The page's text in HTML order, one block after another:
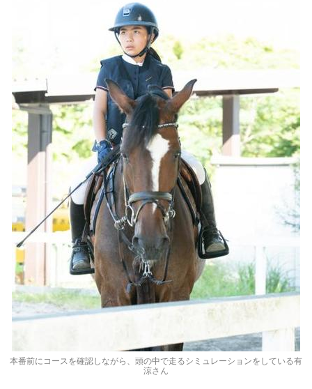
本番前にコースを確認しながら、頭の中で走るシミュレーションをしている有
涼さん